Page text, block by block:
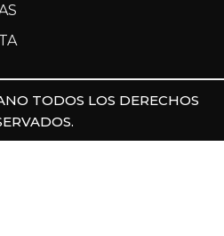
TODOS LOS DERECHOS